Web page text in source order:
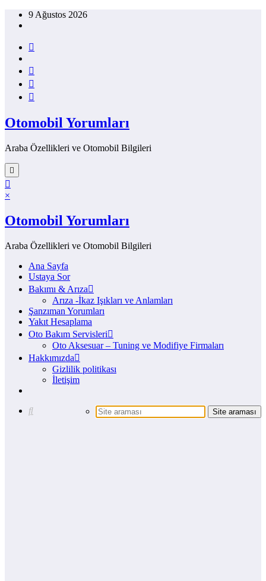
İçeriğe9 Ağustos 2026
Otomobil Yorumları
Araba Özellikleri ve Otomobil Bilgileri
×
Otomobil Yorumları
Araba Özellikleri ve Otomobil Bilgileri
Ana Sayfa
Ustaya Sor
Bakımı & Arıza
Arıza -İkaz Işıkları ve Anlamları
Şanzıman Yorumları
Yakıt Hesaplama
Oto Bakım Servisleri
Oto Aksesuar – Tuning ve Modifiye Firmaları
Hakkımızda
Gizlilik politikası
İletişim